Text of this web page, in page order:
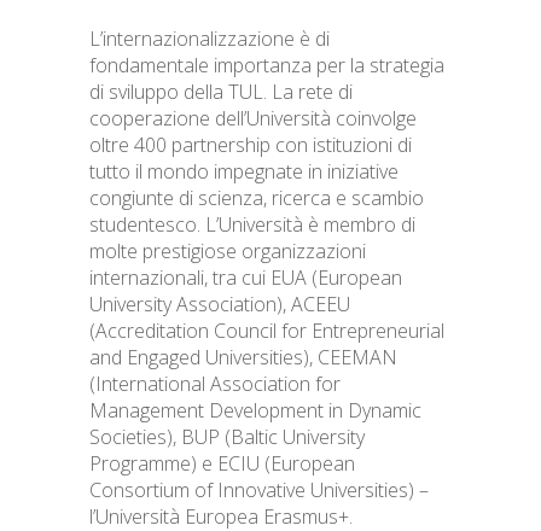
L’internazionalizzazione è di
fondamentale importanza per la strategia
di sviluppo della TUL. La rete di
cooperazione dell’Università coinvolge
oltre 400 partnership con istituzioni di
tutto il mondo impegnate in iniziative
congiunte di scienza, ricerca e scambio
studentesco. L’Università è membro di
molte prestigiose organizzazioni
internazionali, tra cui EUA (European
University Association), ACEEU
(Accreditation Council for Entrepreneurial
and Engaged Universities), CEEMAN
(International Association for
Management Development in Dynamic
Societies), BUP (Baltic University
Programme) e ECIU (European
Consortium of Innovative Universities) –
l’Università Europea Erasmus+.